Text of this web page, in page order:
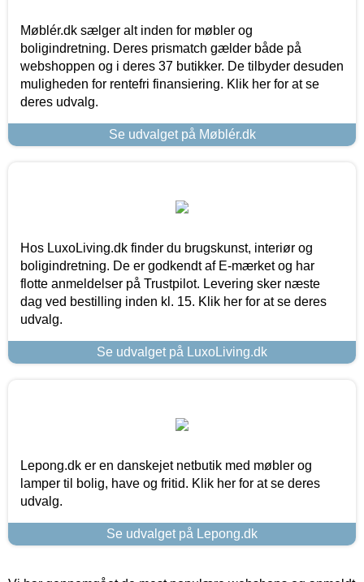
Møblér.dk sælger alt inden for møbler og
boligindretning. Deres prismatch gælder både på
webshoppen og i deres 37 butikker. De tilbyder desuden
muligheden for rentefri finansiering. Klik her for at se
deres udvalg.
Se udvalget på Møblér.dk
Hos LuxoLiving.dk finder du brugskunst, interiør og
boligindretning. De er godkendt af E-mærket og har
flotte anmeldelser på Trustpilot. Levering sker næste
dag ved bestilling inden kl. 15. Klik her for at se deres
udvalg.
Se udvalget på LuxoLiving.dk
Lepong.dk er en danskejet netbutik med møbler og
lamper til bolig, have og fritid. Klik her for at se deres
udvalg.
Se udvalget på Lepong.dk